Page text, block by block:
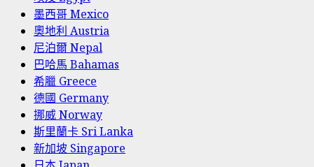
墨西哥 Mexico
奧地利 Austria
尼泊爾 Nepal
巴哈馬 Bahamas
希臘 Greece
德國 Germany
挪威 Norway
斯里蘭卡 Sri Lanka
新加坡 Singapore